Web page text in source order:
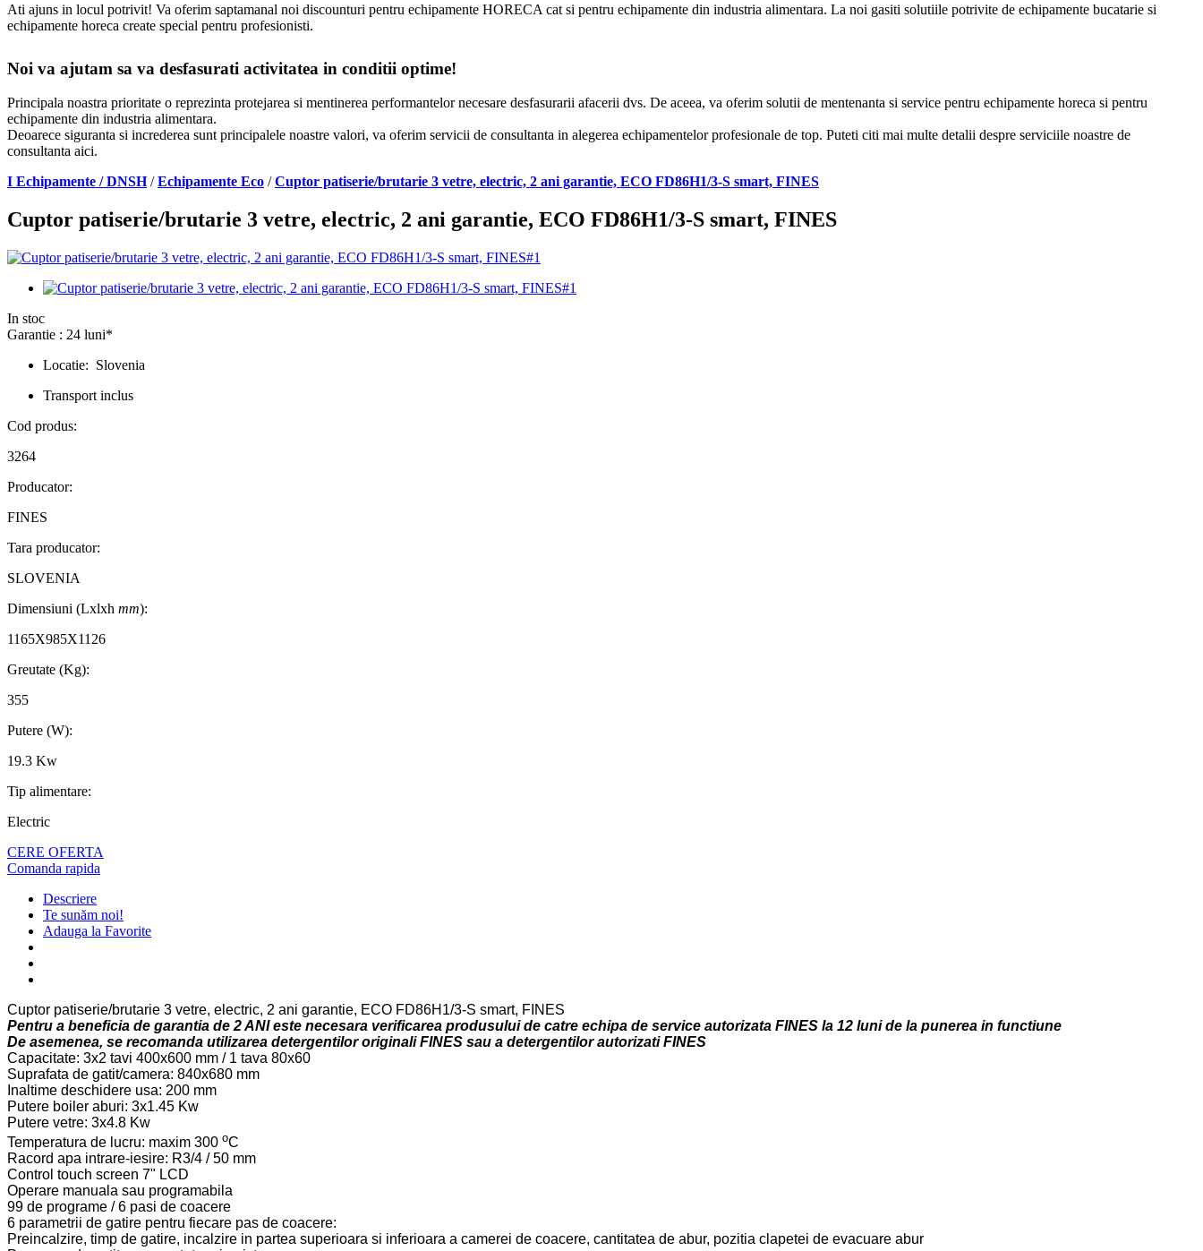
Ati ajuns in locul potrivit! Va oferim saptamanal noi discounturi pentru echipamente HORECA cat si pentru echipamente din industria alimentara. La noi gasiti solutiile potrivite de echipamente bucatarie si
echipamente horeca create special pentru profesionisti.
Noi va ajutam sa va desfasurati activitatea in conditii optime!
Principala noastra prioritate o reprezinta protejarea si mentinerea performantelor necesare desfasurarii afacerii dvs. De aceea, va oferim solutii de mentenanta si service pentru echipamente horeca si pentru
echipamente din industria alimentara.
Deoarece siguranta si increderea sunt principalele noastre valori, va oferim servicii de consultanta in alegerea echipamentelor profesionale de top. Puteti citi mai multe detalii despre serviciile noastre de
consultanta aici.
I Echipamente / DNSH/Echipamente Eco /Cuptor patiserie/brutarie 3 vetre, electric, 2 ani garantie, ECO FD86H1/3-S smart, FINES
Cuptor patiserie/brutarie 3 vetre, electric, 2 ani garantie, ECO FD86H1/3-S smart, FINES
In stoc
Garantie : 24 luni*
Locatie: Slovenia
Transport inclus
Cod produs:
3264
Producator:
FINES
Tara producator:
SLOVENIA
Dimensiuni (Lxlxh mm):
1165X985X1126
Greutate (Kg):
355
Putere (W):
19.3 Kw
Tip alimentare:
Electric
CERE OFERTA
Comanda rapida
Descriere
Te sunăm noi!
Adauga la Favorite
Cuptor patiserie/brutarie 3 vetre, electric, 2 ani garantie, ECO FD86H1/3-S smart, FINES
Pentru a beneficia de garantia de 2 ANI este necesara verificarea produsului de catre echipa de service autorizata FINES la 12 luni de la punerea in functiune
De asemenea, se recomanda utilizarea detergentilor originali FINES sau a detergentilor autorizati FINES
Capacitate: 3x2 tavi 400x600 mm / 1 tava 80x60
Suprafata de gatit/camera: 840x680 mm
Inaltime deschidere usa: 200 mm
Putere boiler aburi: 3x1.45 Kw
Putere vetre: 3x4.8 Kw
Temperatura de lucru: maxim 300 oC
Racord apa intrare-iesire: R3/4 / 50 mm
Control touch screen 7" LCD
Operare manuala sau programabila
99 de programe / 6 pasi de coacere
6 parametrii de gatire pentru fiecare pas de coacere:
Preincalzire, timp de gatire, incalzire in partea superioara si inferioara a camerei de coacere, cantitatea de abur, pozitia clapetei de evacuare abur